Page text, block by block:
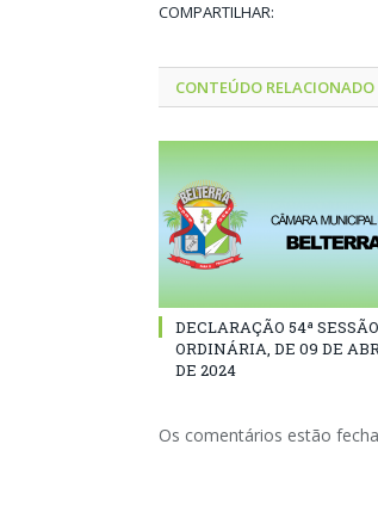
COMPARTILHAR:
CONTEÚDO RELACIONADO
DECLARAÇÃO 54ª SESSÃO
ORDINÁRIA, DE 09 DE
DE 2024
Os comentários estão